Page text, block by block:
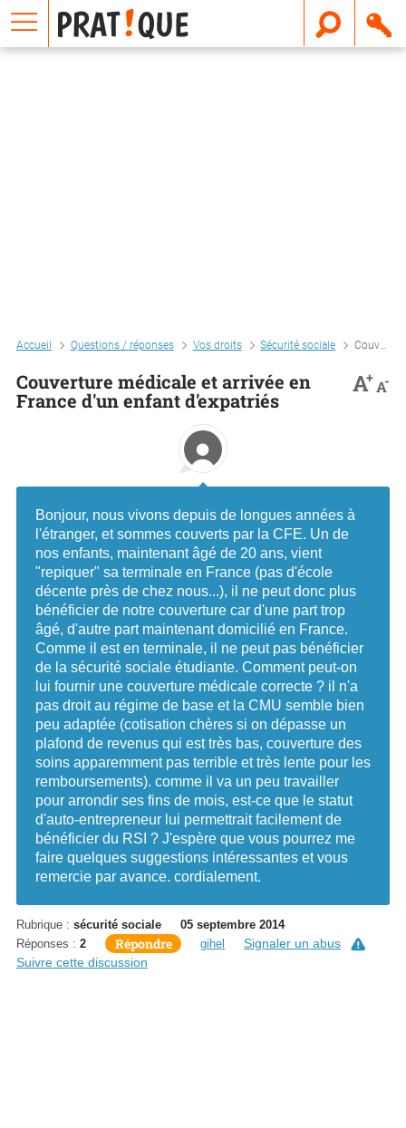
Accueil Questions / réponses Vos droits Sécurité sociale Couverture médicale et arrivée en france d'un enfant d'expatriés
Couverture médicale et arrivée en
France d'un enfant d'expatriés
A+A-
Bonjour, nous vivons depuis de longues années à
l'étranger, et sommes couverts par la CFE. Un de
nos enfants, maintenant âgé de 20 ans, vient
"repiquer" sa terminale en France (pas d'école
décente près de chez nous...), il ne peut donc plus
bénéficier de notre couverture car d'une part trop
âgé, d'autre part maintenant domicilié en France.
Comme il est en terminale, il ne peut pas bénéficier
de la sécurité sociale étudiante. Comment peut-on
lui fournir une couverture médicale correcte ? il n'a
pas droit au régime de base et la CMU semble bien
peu adaptée (cotisation chères si on dépasse un
plafond de revenus qui est très bas, couverture des
soins apparemment pas terrible et très lente pour les
remboursements). comme il va un peu travailler
pour arrondir ses fins de mois, est-ce que le statut
d'auto-entrepreneur lui permettrait facilement de
bénéficier du RSI ? J'espère que vous pourrez me
faire quelques suggestions intéressantes et vous
remercie par avance. cordialement.
Rubrique : sécurité sociale
05 septembre 2014
Réponses : 2 Répondre gihel
Signaler un abus
Suivre cette discussion
E
m
a